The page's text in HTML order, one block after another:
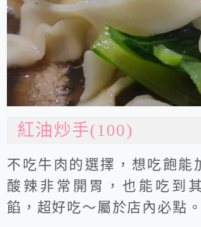
紅油炒手(100)
不吃牛肉的選擇，想吃飽能
酸辣非常開胃，也能吃到
餡，超好吃～屬於店內必點。